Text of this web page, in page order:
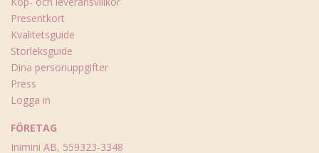
Presentkort
Kvalitetsguide
Storleksguide
Dina personuppgifter
Press
Logga in
FÖRETAG
Inimini AB, 559323-3348